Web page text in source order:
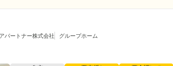
パートナー株式会社 グループホーム